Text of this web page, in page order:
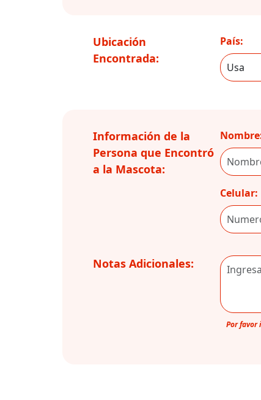
Ubicación
Encontrada:
País:
Información de la
Persona que Encontró
a la Mascota:
Celular:
Notas Adicionales:
Por favor